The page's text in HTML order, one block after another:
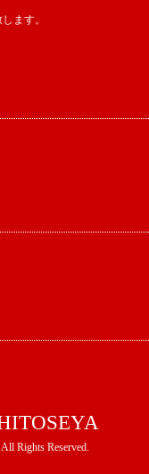
ます。
All Rights Reserved.